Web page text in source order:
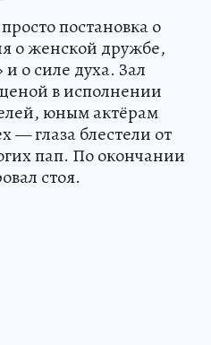
постановка о
о женской дружбе,
о силе духа. Зал
в исполнении
юным актёрам
— глаза блестели от
пап. По окончании
стоя.